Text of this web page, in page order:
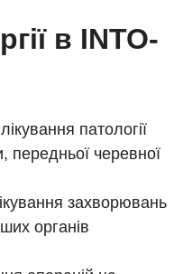
в INTO-
патології
передньої черевної
захворювань
органів